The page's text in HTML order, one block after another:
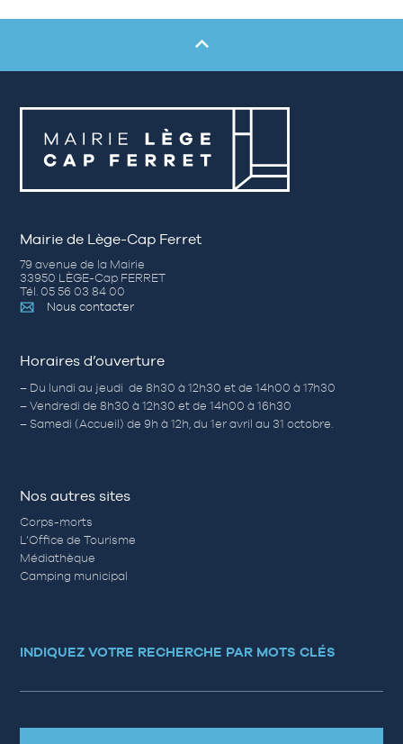
Mairie de Lège-Cap Ferret
79 avenue de la Mairie
33950 LÈGE-Cap FERRET
Tél. 05 56 03 84 00
Nous contacter
Horaires d’ouverture
– Du lundi au jeudi de 8h30 à 12h30 et de 14h00 à 17h30
– Vendredi de 8h30 à 12h30 et de 14h00 à 16h30
– Samedi (Accueil) de 9h à 12h, du 1er avril au 31 octobre.
Nos autres sites
Corps-morts
L’Office de Tourisme
Médiathèque
Camping municipal
INDIQUEZ VOTRE RECHERCHE PAR MOTS CLÉS